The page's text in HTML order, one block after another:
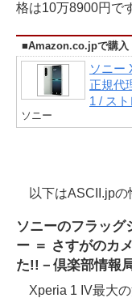
格は10万8900円で
■Amazon.co.jpで購入
ソニー
正規代
1 / ス
ソニー
以下はASCII.jpの
ソニーのフラッグ
ー ＝ さすがのカ
た!!－倶楽部情報
Xperia 1 IV最大の